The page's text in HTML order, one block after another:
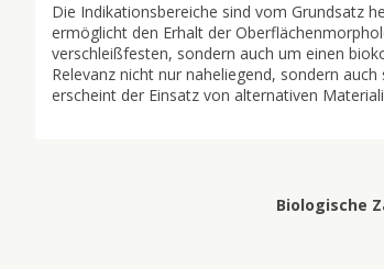
Die Indikationsbereiche sind vom Grundsatz
ermöglicht den Erhalt der
verschleißfesten, sondern auch um einen
Relevanz nicht nur naheliegend, sondern
erscheint der Einsatz von alternativen
Biologische